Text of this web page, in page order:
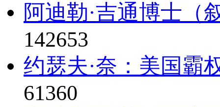
阿迪勒·吉通博士（
142653
约瑟夫·奈：美国霸
61360